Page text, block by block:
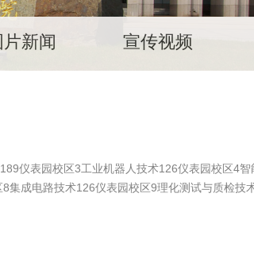
片新闻 宣传视频
仪表园校区3工业机器人技术126仪表园校区4
成电路技术126仪表园校区9理化测试与质检技